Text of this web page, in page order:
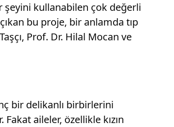
şeyini kullanabilen çok değerli
bu proje, bir anlamda tıp
Prof. Dr. Hilal Mocan ve
bir delikanlı birbirlerini
aileler, özellikle kızın